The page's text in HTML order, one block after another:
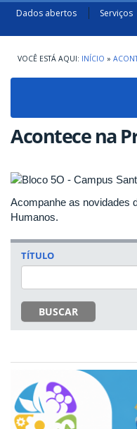
Dados abertos Serviços
INÍCIO »
Acontece na
Acompanhe as novidades
Humanos.
TÍTULO
BUSCAR